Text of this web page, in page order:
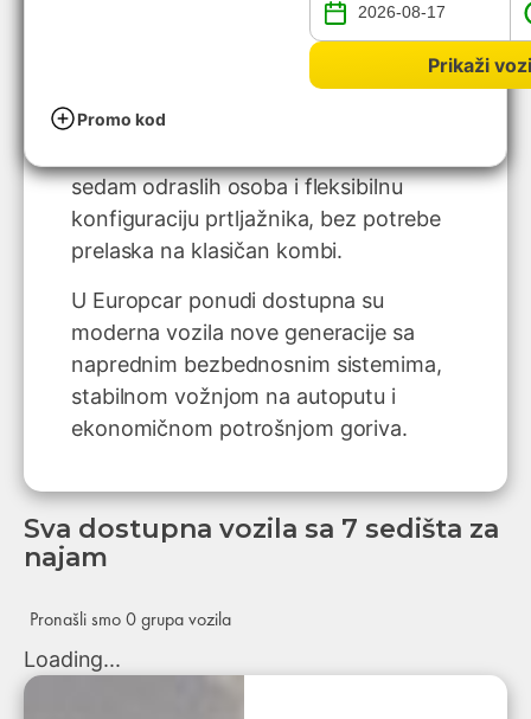
Prikaži
Promo kod
predstavlja
praktično i komforno rešenje kada
putujete sa porodicom, prijateljima ili
poslovnim partnerima. Vozila sa sedam
sedam odraslih osoba i fleksibilnu
konfiguraciju prtljažnika, bez potrebe
prelaska na klasičan kombi.
U Europcar ponudi dostupna su
moderna vozila nove generacije sa
naprednim bezbednosnim sistemima,
stabilnom vožnjom na autoputu i
ekonomičnom potrošnjom goriva.
Sva dostupna vozila sa 7 sedišta za
najam
Pronašli smo 0 grupa vozila
Loading...